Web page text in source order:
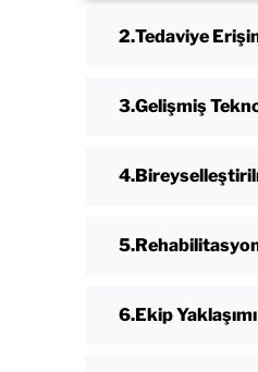
Tedaviye
Gelişmiş
Ekip Yaklaşımı